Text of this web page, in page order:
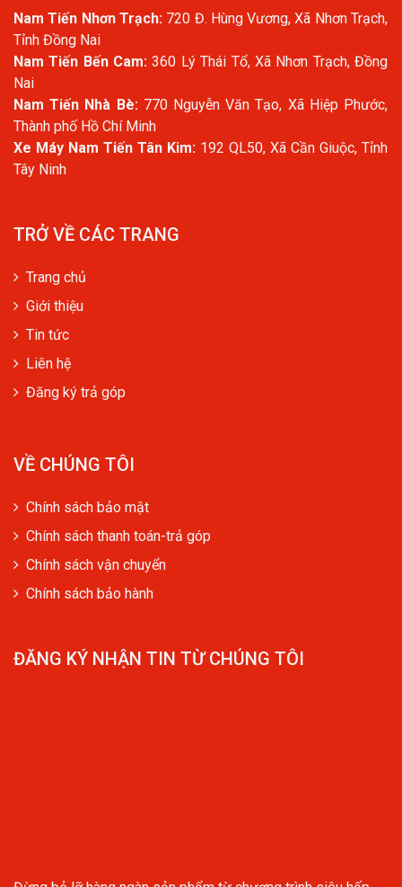
Nam Tiến Nhơn Trạch:720 Đ. Hùng Vương, Xã Nhơn Trạch,
Tỉnh Đồng Nai
Nam Tiến Bến Cam: 360 Lý Thái Tổ, Xã Nhơn Trạch, Đồng
Nai
Nam Tiến Nhà Bè: 770 Nguyễn Văn Tạo, Xã Hiệp Phước,
Thành phố Hồ Chí Minh
Xe Máy Nam Tiến Tân Kim: 192 QL50, Xã Cần Giuộc, Tỉnh
Tây Ninh
TRỞ VỀ CÁC TRANG
Trang chủ
Giới thiệu
Tin tức
Liên hệ
Đăng ký trả góp
VỀ CHÚNG TÔI
Chính sách bảo mật
Chính sách thanh toán-trả góp
Chính sách vận chuyển
Chính sách bảo hành
ĐĂNG KÝ NHẬN TIN TỪ CHÚNG TÔI